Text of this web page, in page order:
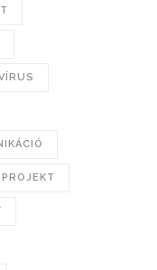
PROJEKT